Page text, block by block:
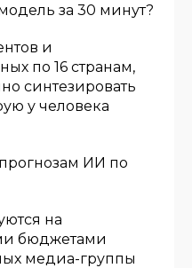
за 30 минут?
и
по 16 странам,
синтезировать
у человека
ИИ по
на
бюджетами
медиа-группы